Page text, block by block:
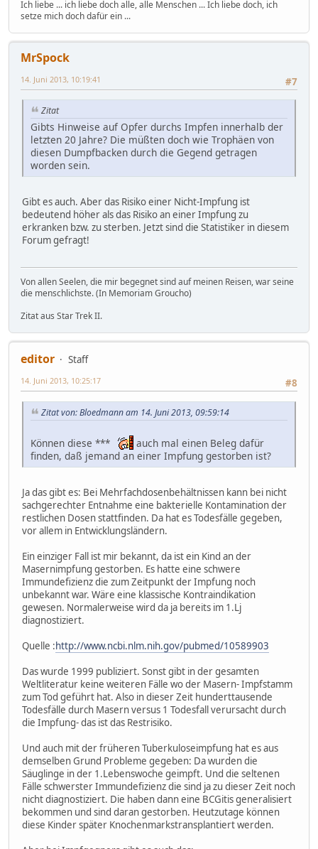
Ich liebe ... ich liebe doch alle, alle Menschen ... Ich liebe doch, ich
setze mich doch dafür ein ...
MrSpock
#7
14. Juni 2013, 10:19:41
Zitat
Gibts Hinweise auf Opfer durchs Impfen innerhalb der
letzten 20 Jahre? Die müßten doch wie Trophäen von
diesen Dumpfbacken durch die Gegend getragen
worden sein.
Gibt es auch. Aber das Risiko einer Nicht-Impfung ist
bedeutend höher als das Risiko an einer Impfung zu
erkranken bzw. zu sterben. Jetzt sind die Statistiker in diesem
Forum gefragt!
Von allen Seelen, die mir begegnet sind auf meinen Reisen, war seine
die menschlichste. (In Memoriam Groucho)
Zitat aus Star Trek II.
editor
Staff
#8
14. Juni 2013, 10:25:17
Zitat von: Bloedmann am 14. Juni 2013, 09:59:14
Können diese ***
auch mal einen Beleg dafür
finden, daß jemand an einer Impfung gestorben ist?
Ja das gibt es: Bei Mehrfachdosenbehältnissen kann bei nicht
sachgerechter Entnahme eine bakterielle Kontamination der
restlichen Dosen stattfinden. Da hat es Todesfälle gegeben,
vor allem in Entwicklungsländern.
Ein einziger Fall ist mir bekannt, da ist ein Kind an der
Masernimpfung gestorben. Es hatte eine schwere
Immundefizienz die zum Zeitpunkt der Impfung noch
unbekannt war. Wäre eine klassische Kontraindikation
gewesen. Normalerweise wird da ja bereits im 1.Lj
diagnostiziert.
Quelle :http://www.ncbi.nlm.nih.gov/pubmed/10589903
Das wurde 1999 publiziert. Sonst gibt in der gesamten
Weltliteratur keine weiteren Fälle wo der Masern- Impfstamm
zum Tod geführt hat. Also in dieser Zeit hunderttausende
Todesfälle durch Masern versus 1 Todesfall verursacht durch
die Impfung- das ist das Restrisiko.
Und auch mit der früheren Tuberkuloseimpfung hat es aus
demselben Grund Probleme gegeben: Da wurden die
Säuglinge in der 1.Lebenswoche geimpft. Und die seltenen
Fälle schwerster Immundefizienz die sind ja zu dieser Zeit noch
nicht diagnostiziert. Die haben dann eine BCGitis generalisiert
bekommen und sind daran gestorben. Heutzutage können
diese Kinder später Knochenmarkstransplantiert werden.